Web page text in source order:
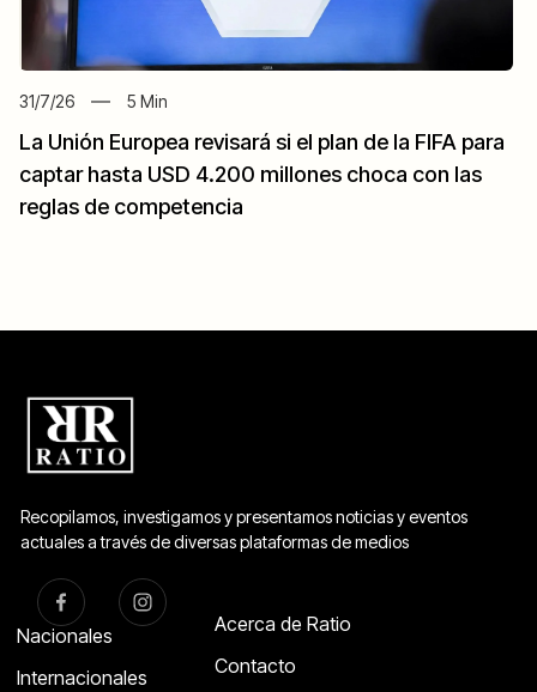
31/7/26 5 Min
La Unión Europea revisará si el plan de la FIFA para
captar hasta USD 4.200 millones choca con las
reglas de competencia
Recopilamos, investigamos y presentamos noticias y eventos
actuales a través de diversas plataformas de medios
Nacionales
Internacionales
Acerca de Ratio
Contacto